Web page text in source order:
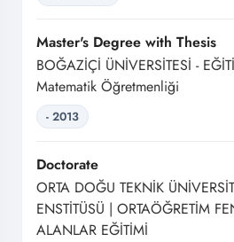
Master's Degree with Thesis
BOĞAZİÇİ ÜNİVERSİTESİ -
Matematik Öğretmenliği
- 2013
Doctorate
ORTA DOĞU TEKNİK
ENSTİTÜSÜ | ORTAÖĞRETİM
ALANLAR EĞİTİMİ